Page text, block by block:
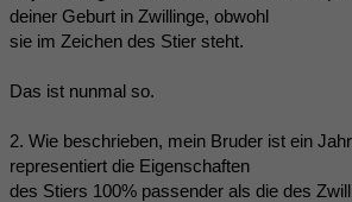
deiner Geburt in Zwillinge, obwohl
sie im Zeichen des Stier steht.
Das ist nunmal so.
2. Wie beschrieben, mein Bruder ist ein
representiert die Eigenschaften
des Stiers 100% passender als die des